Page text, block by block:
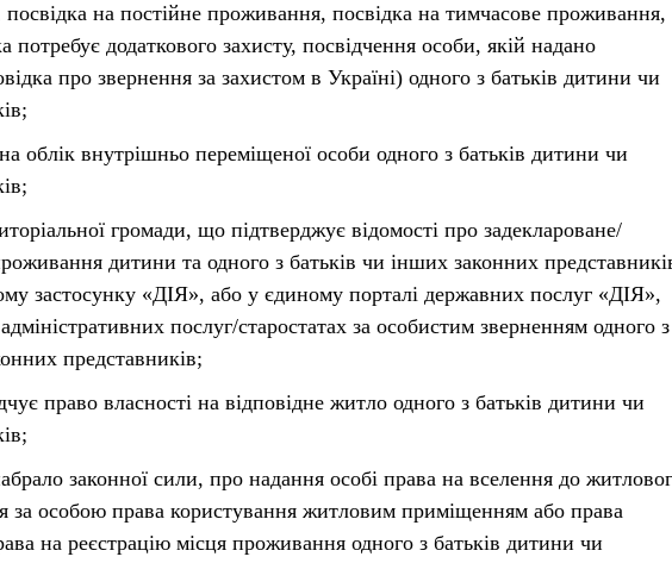
на постійне проживання, посвідка на тимчасове проживання,
потребує додаткового захисту, посвідчення особи, якій надано
про звернення за захистом в Україні) одного з батьків дитини чи
облік внутрішньо переміщеної особи одного з батьків дитини чи
громади, що підтверджує відомості про задеклароване/
дитини та одного з батьків чи інших законних
застосунку «ДІЯ», або у єдиному порталі державних послуг «ДІЯ»,
послуг/старостатах за особистим зверненням одного з
представників;
право власності на відповідне житло одного з батьків дитини чи
законної сили, про надання особі права на вселення до
за особою права користування житловим приміщенням або права
на реєстрацію місця проживання одного з батьків дитини чи